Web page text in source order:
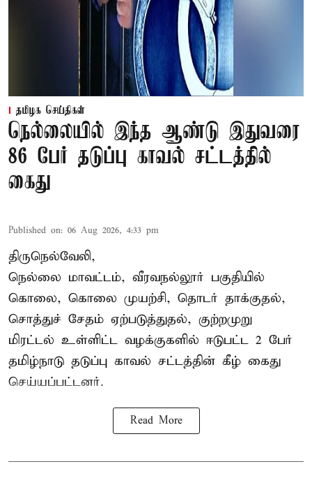
தமிழக செய்திகள்
நெல்லையில் இந்த ஆண்டு இதுவரை
86 பேர் தடுப்பு காவல் சட்டத்தில்
கைது
Published on: 06 Aug 2026, 4:33 pm
திருநெல்வேலி,
நெல்லை மாவட்டம், வீரவநல்லூர் பகுதியில்
கொலை, கொலை முயற்சி, தொடர் தாக்குதல்,
சொத்துச் சேதம் ஏற்படுத்துதல், குற்றமுறு
மிரட்டல் உள்ளிட்ட வழக்குகளில் ஈடுபட்ட 2 பேர்
தமிழ்நாடு தடுப்பு காவல் சட்டத்தின் கீழ் கைது
செய்யப்பட்டனர்.
Read More